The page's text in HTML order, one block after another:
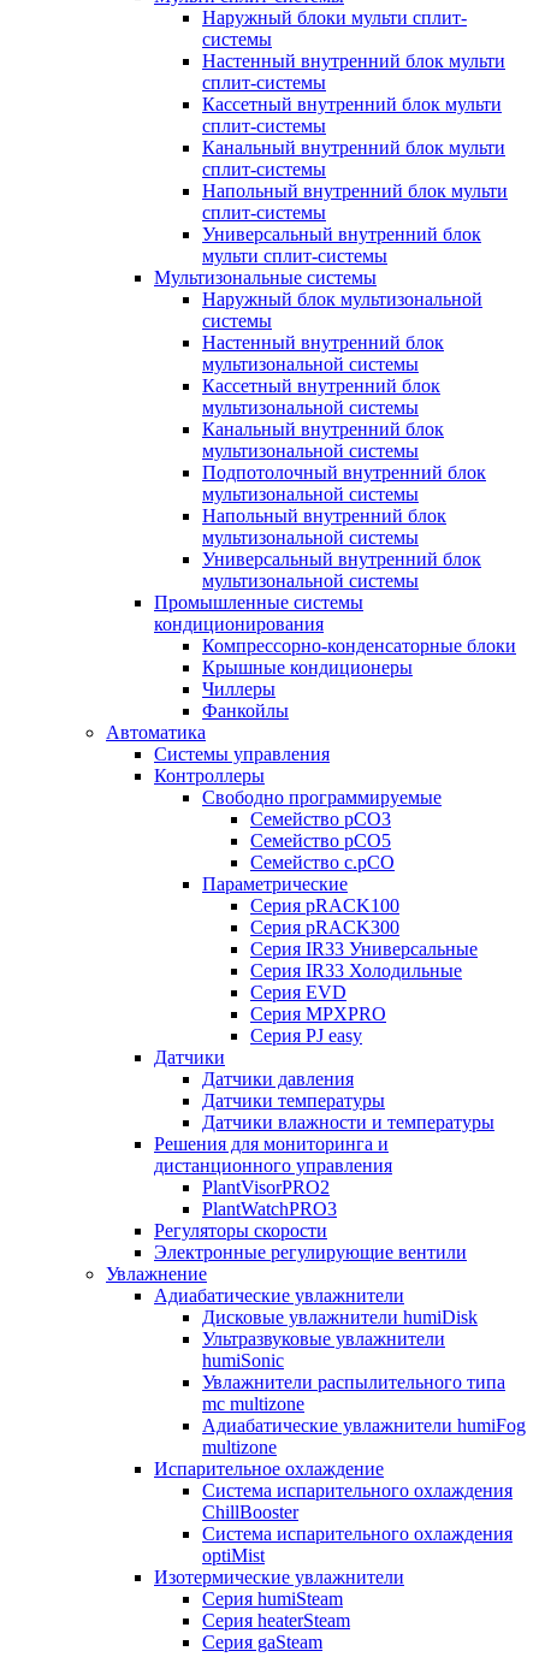
Наружный блоки мульти сплит-
системы
Настенный внутренний блок мульти
сплит-системы
Кассетный внутренний блок мульти
сплит-системы
Канальный внутренний блок мульти
сплит-системы
Напольный внутренний блок мульти
сплит-системы
Универсальный внутренний блок
мульти сплит-системы
Мультизональные системы
Наружный блок мультизональной
системы
Настенный внутренний блок
мультизональной системы
Кассетный внутренний блок
мультизональной системы
Канальный внутренний блок
мультизональной системы
Подпотолочный внутренний блок
мультизональной системы
Напольный внутренний блок
мультизональной системы
Универсальный внутренний блок
мультизональной системы
Промышленные системы
кондиционирования
Компрессорно-конденсаторные блоки
Крышные кондиционеры
Чиллеры
Фанкойлы
Автоматика
Системы управления
Контроллеры
Свободно программируемые
Семейство pCO3
Семейство pCO5
Семейство c.pCO
Параметрические
Серия pRACK100
Серия pRACK300
Серия IR33 Универсальные
Серия IR33 Холодильные
Серия EVD
Серия MPXPRO
Серия PJ easy
Датчики
Датчики давления
Датчики температуры
Датчики влажности и температуры
Решения для мониторинга и
дистанционного управления
PlantVisorPRO2
PlantWatchPRO3
Регуляторы скорости
Электронные регулирующие вентили
Увлажнение
Адиабатические увлажнители
Дисковые увлажнители humiDisk
Ультразвуковые увлажнители
humiSonic
Увлажнители распылительного типа
mc multizone
Адиабатические увлажнители humiFog
multizone
Испарительное охлаждение
Система испарительного охлаждения
ChillBooster
Система испарительного охлаждения
optiMist
Изотермические увлажнители
Серия humiSteam
Серия heaterSteam
Серия gaSteam